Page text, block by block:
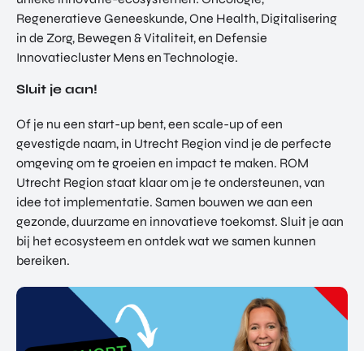
Regeneratieve Geneeskunde, One Health, Digitalisering
in de Zorg, Bewegen & Vitaliteit, en Defensie
Innovatiecluster Mens en Technologie.
Sluit je aan!
Of je nu een start-up bent, een scale-up of een
gevestigde naam, in Utrecht Region vind je de perfecte
omgeving om te groeien en impact te maken. ROM
Utrecht Region staat klaar om je te ondersteunen, van
idee tot implementatie. Samen bouwen we aan een
gezonde, duurzame en innovatieve toekomst. Sluit je aan
bij het ecosysteem en ontdek wat we samen kunnen
bereiken.